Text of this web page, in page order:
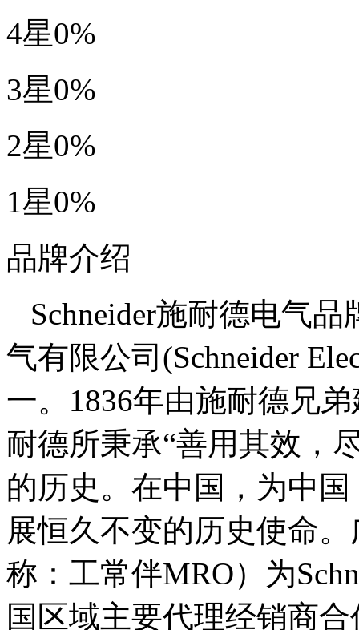
4星0%
3星0%
2星0%
1星0%
品牌介绍
Schneider施耐德电气
气有限公司(Schneider
一。1836年由施耐德兄
耐德所秉承“善用其效，
的历史。在中国，为中
展恒久不变的历史使命
称：工常伴MRO）为
国区域主要代理经销商